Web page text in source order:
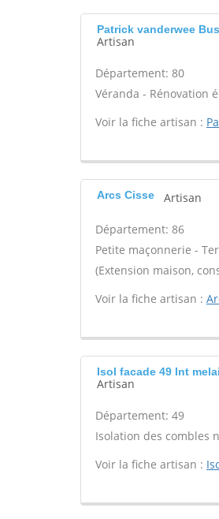
Patrick vanderwee
Artisan
Département: 80
Véranda - Rénovation
Voir la fiche artisan :
Arcs Cisse Artisan
Département: 86
Petite maçonnerie -
(Extension maison,
Voir la fiche artisan :
Isol facade 49 Int
Artisan
Département: 49
Isolation des combles
Voir la fiche artisan :